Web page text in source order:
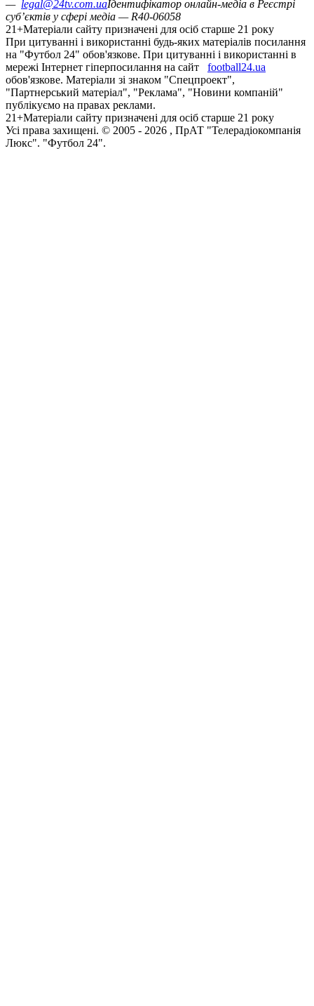
— legal@24tv.com.uaІдентифікатор онлайн-медіа в Реєстрі
суб’єктів у сфері медіа — R40-06058
21+Матеріали сайту призначені для осіб старше 21 року
При цитуванні і використанні будь-яких матеріалів посилання
на "Футбол 24" обов'язкове. При цитуванні і використанні в
мережі Інтернет гіперпосилання на сайт
football24.ua
обов'язкове. Матеріали зі знаком "Спецпроект",
"Партнерський матеріал", "Реклама", "Новини компаній"
публікуємо на правах реклами.
21+Матеріали сайту призначені для осіб старше 21 року
Усi права захищенi. © 2005 - 2026 , ПрАТ "Телерадіокомпанія
Люкс". "Футбол 24".